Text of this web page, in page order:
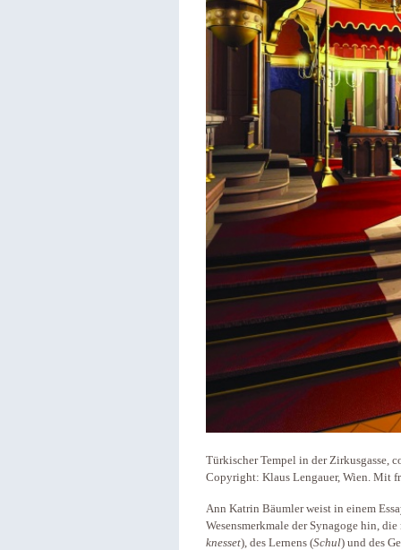
Türkischer Tempel in der Zirkusgasse,
Copyright: Klaus Lengauer, Wien. Mit
Ann Katrin Bäumler weist in einem
Wesensmerkmale der Synagoge hin,
knesset), des Lernens (Schul) und des